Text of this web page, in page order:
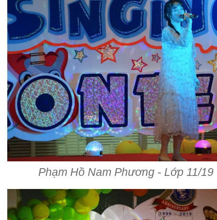
Phạm Hồ Nam Phương - Lớp 11/